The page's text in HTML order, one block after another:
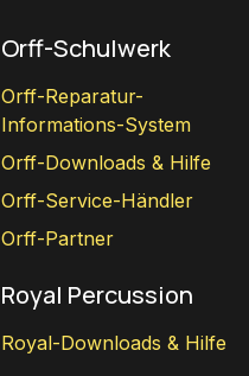
Orff-Schulwerk
Orff-Reparatur-
Informations-System
Orff-Downloads & Hilfe
Orff-Service-Händler
Orff-Partner
Royal Percussion
Royal-Downloads & Hilfe